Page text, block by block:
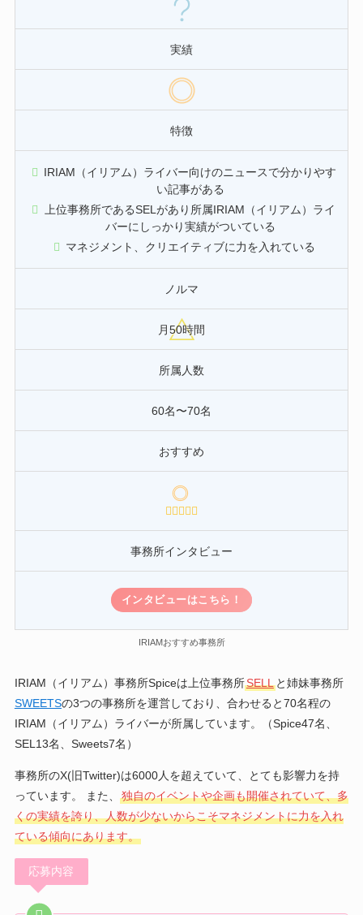
実績
特徴
IRIAM（イリアム）ライバー向けのニュースで分かりやす
い記事がある
上位事務所であるSELがあり所属IRIAM（イリアム）ライ
バーにしっかり実績がついている
マネジメント、クリエイティブに力を入れている
ノルマ
月50時間
所属人数
60名〜70名
おすすめ
事務所インタビュー
インタビューはこちら！
IRIAMおすすめ事務所
IRIAM（イリアム）事務所Spiceは上位事務所SELLと姉妹事務所
SWEETSの3つの事務所を運営しており、合わせると70名程の
IRIAM（イリアム）ライバーが所属しています。（Spice47名、
SEL13名、Sweets7名）
事務所のX(旧Twitter)は6000人を超えていて、とても影響力を持
っています。 また、
独自のイベントや企画も開催されていて、多
くの実績を誇り、人数が少ないからこそマネジメントに力を入れ
ている傾向にあります。
応募内容